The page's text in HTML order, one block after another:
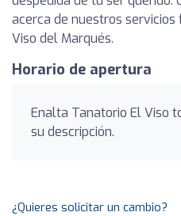
acerca de nuestros
Viso del Marqués.
Horario de apertura
Enalta Tanatorio El Viso
su descripción.
¿Quieres solicitar un cambio?